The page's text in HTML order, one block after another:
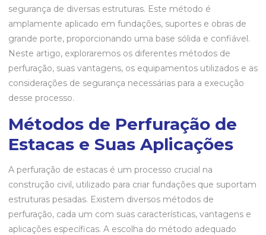
segurança de diversas estruturas. Este método é
amplamente aplicado em fundações, suportes e obras de
grande porte, proporcionando uma base sólida e confiável.
Neste artigo, exploraremos os diferentes métodos de
perfuração, suas vantagens, os equipamentos utilizados e as
considerações de segurança necessárias para a execução
desse processo.
Métodos de Perfuração de
Estacas e Suas Aplicações
A perfuração de estacas é um processo crucial na
construção civil, utilizado para criar fundações que suportam
estruturas pesadas. Existem diversos métodos de
perfuração, cada um com suas características, vantagens e
aplicações específicas. A escolha do método adequado